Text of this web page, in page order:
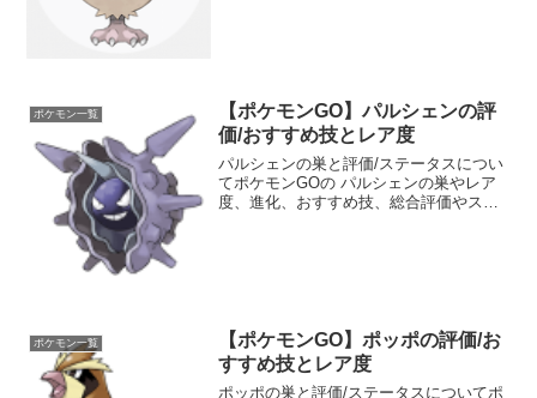
ポケモン一覧
【ポケモンGO】パルシェンの評
価/おすすめ技とレア度
パルシェンの巣と評価/ステータスについ
てポケモンGOの パルシェンの巣やレア
度、進化、おすすめ技、総合評価やステ
ポケモン一覧
【ポケモンGO】ポッポの評価/お
すすめ技とレア度
ポッポの巣と評価/ステータスについてポ